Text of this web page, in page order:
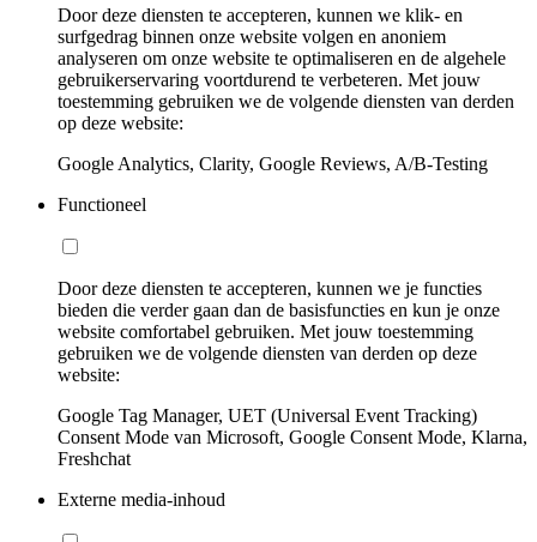
Door deze diensten te accepteren, kunnen we klik- en
surfgedrag binnen onze website volgen en anoniem
analyseren om onze website te optimaliseren en de algehele
gebruikerservaring voortdurend te verbeteren. Met jouw
toestemming gebruiken we de volgende diensten van derden
op deze website:
Google Analytics, Clarity, Google Reviews, A/B-Testing
Functioneel
Door deze diensten te accepteren, kunnen we je functies
bieden die verder gaan dan de basisfuncties en kun je onze
website comfortabel gebruiken. Met jouw toestemming
gebruiken we de volgende diensten van derden op deze
website:
Google Tag Manager, UET (Universal Event Tracking)
Consent Mode van Microsoft, Google Consent Mode, Klarna,
Freshchat
Externe media-inhoud